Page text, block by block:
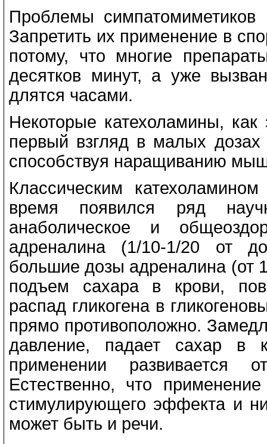
Проблемы
Запретить их применение в
потому, что многие
десятков минут, а уже
длятся часами.
Некоторые катехоламины,
первый взгляд в малых
способствуя наращиванию
Классическим
время появился ряд
анаболическое и
адреналина (1/10-1/20 от
большие дозы адреналина
подъем сахара в крови,
распад гликогена в
прямо противоположно.
давление, падает сахар в
применении развивается
Естественно, что
стимулирующего эффекта и
может быть и речи.